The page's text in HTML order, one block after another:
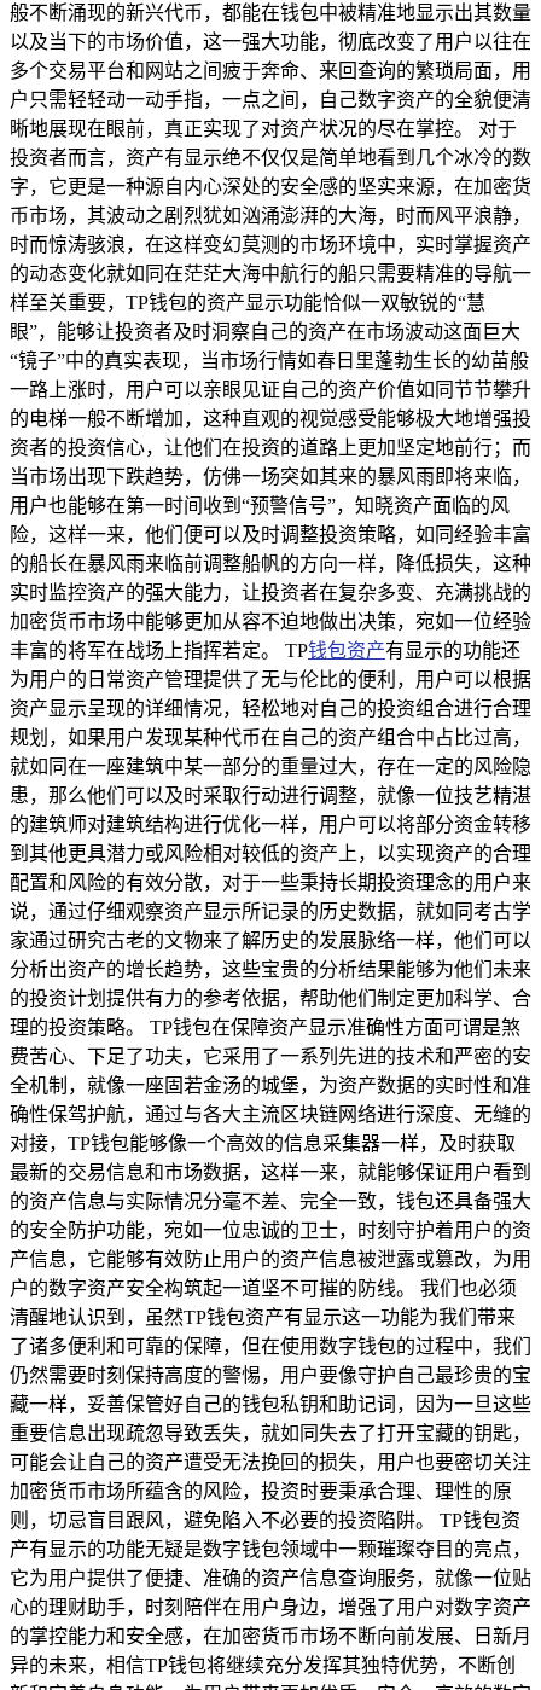
般不断涌现的新兴代币，都能在钱包中被精准地显示出其数量
以及当下的市场价值，这一强大功能，彻底改变了用户以往在
多个交易平台和网站之间疲于奔命、来回查询的繁琐局面，用
户只需轻轻动一动手指，一点之间，自己数字资产的全貌便清
晰地展现在眼前，真正实现了对资产状况的尽在掌控。 对于
投资者而言，资产有显示绝不仅仅是简单地看到几个冰冷的数
字，它更是一种源自内心深处的安全感的坚实来源，在加密货
币市场，其波动之剧烈犹如汹涌澎湃的大海，时而风平浪静，
时而惊涛骇浪，在这样变幻莫测的市场环境中，实时掌握资产
的动态变化就如同在茫茫大海中航行的船只需要精准的导航一
样至关重要，TP钱包的资产显示功能恰似一双敏锐的“慧
眼”，能够让投资者及时洞察自己的资产在市场波动这面巨大
“镜子”中的真实表现，当市场行情如春日里蓬勃生长的幼苗般
一路上涨时，用户可以亲眼见证自己的资产价值如同节节攀升
的电梯一般不断增加，这种直观的视觉感受能够极大地增强投
资者的投资信心，让他们在投资的道路上更加坚定地前行；而
当市场出现下跌趋势，仿佛一场突如其来的暴风雨即将来临，
用户也能够在第一时间收到“预警信号”，知晓资产面临的风
险，这样一来，他们便可以及时调整投资策略，如同经验丰富
的船长在暴风雨来临前调整船帆的方向一样，降低损失，这种
实时监控资产的强大能力，让投资者在复杂多变、充满挑战的
加密货币市场中能够更加从容不迫地做出决策，宛如一位经验
丰富的将军在战场上指挥若定。 TP钱包资产有显示的功能还
为用户的日常资产管理提供了无与伦比的便利，用户可以根据
资产显示呈现的详细情况，轻松地对自己的投资组合进行合理
规划，如果用户发现某种代币在自己的资产组合中占比过高，
就如同在一座建筑中某一部分的重量过大，存在一定的风险隐
患，那么他们可以及时采取行动进行调整，就像一位技艺精湛
的建筑师对建筑结构进行优化一样，用户可以将部分资金转移
到其他更具潜力或风险相对较低的资产上，以实现资产的合理
配置和风险的有效分散，对于一些秉持长期投资理念的用户来
说，通过仔细观察资产显示所记录的历史数据，就如同考古学
家通过研究古老的文物来了解历史的发展脉络一样，他们可以
分析出资产的增长趋势，这些宝贵的分析结果能够为他们未来
的投资计划提供有力的参考依据，帮助他们制定更加科学、合
理的投资策略。 TP钱包在保障资产显示准确性方面可谓是煞
费苦心、下足了功夫，它采用了一系列先进的技术和严密的安
全机制，就像一座固若金汤的城堡，为资产数据的实时性和准
确性保驾护航，通过与各大主流区块链网络进行深度、无缝的
对接，TP钱包能够像一个高效的信息采集器一样，及时获取
最新的交易信息和市场数据，这样一来，就能够保证用户看到
的资产信息与实际情况分毫不差、完全一致，钱包还具备强大
的安全防护功能，宛如一位忠诚的卫士，时刻守护着用户的资
产信息，它能够有效防止用户的资产信息被泄露或篡改，为用
户的数字资产安全构筑起一道坚不可摧的防线。 我们也必须
清醒地认识到，虽然TP钱包资产有显示这一功能为我们带来
了诸多便利和可靠的保障，但在使用数字钱包的过程中，我们
仍然需要时刻保持高度的警惕，用户要像守护自己最珍贵的宝
藏一样，妥善保管好自己的钱包私钥和助记词，因为一旦这些
重要信息出现疏忽导致丢失，就如同失去了打开宝藏的钥匙，
可能会让自己的资产遭受无法挽回的损失，用户也要密切关注
加密货币市场所蕴含的风险，投资时要秉承合理、理性的原
则，切忌盲目跟风，避免陷入不必要的投资陷阱。 TP钱包资
产有显示的功能无疑是数字钱包领域中一颗璀璨夺目的亮点，
它为用户提供了便捷、准确的资产信息查询服务，就像一位贴
心的理财助手，时刻陪伴在用户身边，增强了用户对数字资产
的掌控能力和安全感，在加密货币市场不断向前发展、日新月
异的未来，相信TP钱包将继续充分发挥其独特优势，不断创